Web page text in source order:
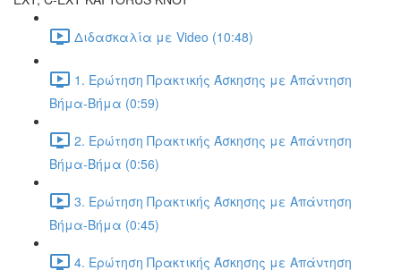
Διδασκαλία με Video (10:48)
1. Ερώτηση Πρακτικής Άσκησης με Απάντηση
Βήμα-Βήμα (0:59)
2. Ερώτηση Πρακτικής Άσκησης με Απάντηση
Βήμα-Βήμα (0:56)
3. Ερώτηση Πρακτικής Άσκησης με Απάντηση
Βήμα-Βήμα (0:45)
4. Ερώτηση Πρακτικής Άσκησης με Απάντηση